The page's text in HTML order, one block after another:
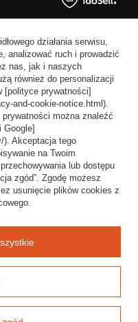
działania serwisu,
analizować ruch i prowadzić
nas, jak i naszych
również do personalizacji
[polityce prywatności]
and-cookie-notice.html).
można znaleźć
Google]
). Akceptacja tego
na Twoim
lub dostępu
zgód”. Zgodę możesz
usunięcie plików cookies z